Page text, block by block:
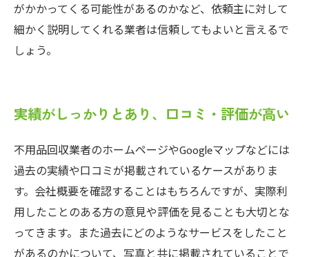
がかかってくる可能性があるのかなど、依頼主に対して
細かく説明してくれる業者は信頼してもよいと言えるで
しょう。
実績がしっかりとあり、口コミ・評価が高い
不用品回収業者のホームページやGoogleマップなどには
過去の実績や口コミが掲載されているケースがありま
す。会社概要を確認することはもちろんですが、実際利
用したことのある方の意見や評価を見ることも大切とな
ってきます。また過去にどのようなサービスをしたこと